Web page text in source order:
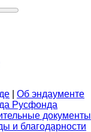
Об эндаументе
Русфонда
документы
и благодарности